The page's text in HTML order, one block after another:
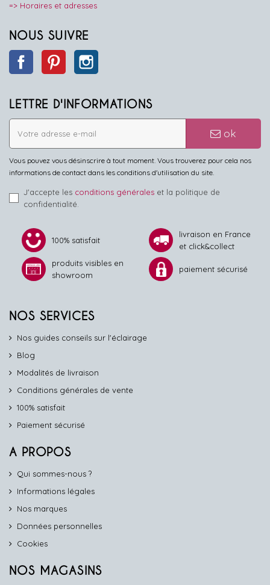
=> Horaires et adresses
NOUS SUIVRE
Facebook Pinterest
LETTRE D'INFORMATIONS
ok
Vous pouvez vous désinscrire à tout moment. Vous trouverez pour cela nos
informations de contact dans les conditions d'utilisation du site.
J'accepte les conditions générales et la politique de
confidentialité.
100% satisfait
livraison en France
et click&collect
produits visibles en
showroom
paiement sécurisé
NOS SERVICES
Nos guides conseils sur l'éclairage
Blog
Modalités de livraison
Conditions générales de vente
100% satisfait
Paiement sécurisé
A PROPOS
Qui sommes-nous ?
Informations légales
Nos marques
Données personnelles
Cookies
NOS MAGASINS